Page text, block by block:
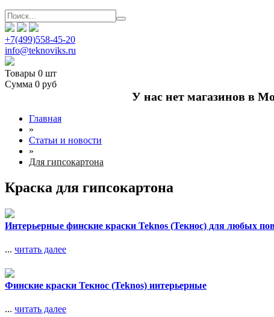
+7(499)558-45-20
info@teknoviks.ru
Товары 0 шт
Сумма 0 руб
У нас нет магазинов в
Главная
»
Статьи и новости
»
Для гипсокартона
Краска для гипсокартона
Интерьерные финские краски Teknos (Текнос) для любых
... читать далее
Финские краски Текнос (Teknos) интерьерные
... читать далее